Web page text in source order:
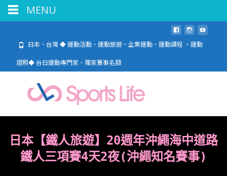
日本、台灣 ◆ 運動活動、運動旅遊、企業運動、運動課程 、運動
證照◆ 台日運動專門家、獨家賽事名額
日本【鐵人旅遊】20週年沖繩海中道路
鐵人三項賽4天2夜(沖繩知名賽事)
MENU